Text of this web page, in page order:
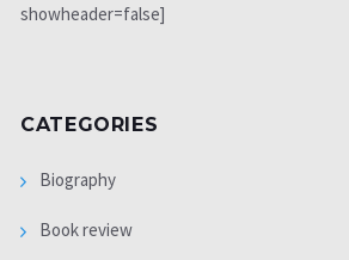
showheader=false]
CATEGORIES
Biography
Book review